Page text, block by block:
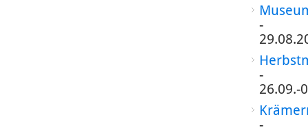
-
-
26.09.-
-